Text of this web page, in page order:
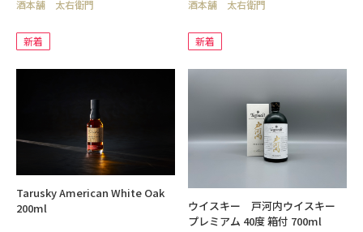
酒本舗 太右衛門
新着
酒本舗 太右衛門
新着
Tarusky American White Oak
200ml
ウイスキー 戸河内ウイスキー
プレミアム 40度 箱付 700ml